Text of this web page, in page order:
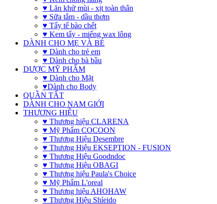
♥ Lăn khử mùi - xịt toàn thân
♥ Sữa tắm - dầu thơm
♥ Tẩy tế bào chết
♥ Kem tẩy - miếng wax lông
DÀNH CHO MẸ VÀ BÉ
♥ Dành cho trẻ em
♥ Dành cho bà bầu
DƯỢC MỸ PHẨM
♥ Dành cho Mặt
♥Dành cho Body
QUẦN TẤT
DÀNH CHO NAM GIỚI
THƯƠNG HIỆU
♥ Thương hiệu CLARENA
♥ Mỹ Phẩm COCOON
♥ Thương Hiệu Desembre
♥ Thương Hiệu EKSEPTION - FUSION
♥ Thương Hiệu Goodndoc
♥ Thương Hiệu OBAGI
♥ Thương hiệu Paula's Choice
♥ Mỹ Phẩm L'oreal
♥ Thương hiệu AHOHAW
♥ Thương Hiệu Shíeido